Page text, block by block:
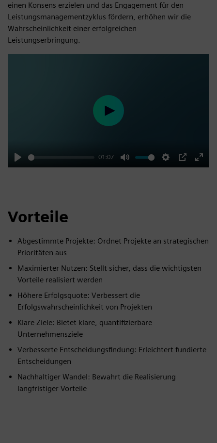
einen Konsens erzielen und das Engagement für den
Leistungsmanagementzyklus fördern, erhöhen wir die
Wahrscheinlichkeit einer erfolgreichen
Leistungserbringung.
Play
01:07
Mute Settings
PIP
Enter
Play
Vorteile
Abgestimmte Projekte: Ordnet Projekte an strategischen
Prioritäten aus
Maximierter Nutzen: Stellt sicher, dass die wichtigsten
Vorteile realisiert werden
Höhere Erfolgsquote: Verbessert die
Erfolgswahrscheinlichkeit von Projekten
Klare Ziele: Bietet klare, quantifizierbare
Unternehmensziele
Verbesserte Entscheidungsfindung: Erleichtert fundierte
Entscheidungen
Nachhaltiger Wandel: Bewahrt die Realisierung
langfristiger Vorteile